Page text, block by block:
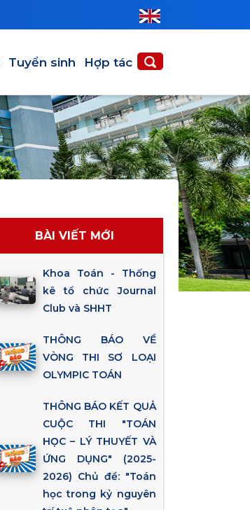
Tuyển sinh Hợp tác
BÀI VIẾT MỚI
Khoa Toán - Thống
kê tổ chức Journal
Club và SHHT
THÔNG BÁO VỀ
VÒNG THI SƠ LOẠI
OLYMPIC TOÁN
THÔNG BÁO KẾT QUẢ
CUỘC THI "TOÁN
HỌC – LÝ THUYẾT VÀ
ỨNG DỤNG" (2025-
2026) Chủ đề: "Toán
học trong kỷ nguyên